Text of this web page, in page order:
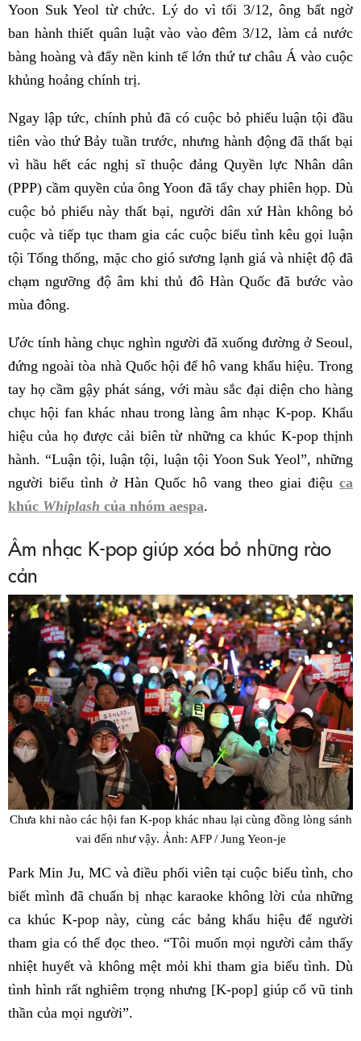
Yoon Suk Yeol từ chức. Lý do vì tối 3/12, ông bất ngờ
ban hành thiết quân luật vào vào đêm 3/12, làm cả nước
bàng hoàng và đẩy nền kinh tế lớn thứ tư châu Á vào cuộc
khủng hoảng chính trị.
Ngay lập tức, chính phủ đã có cuộc bỏ phiếu luận tội đầu
tiên vào thứ Bảy tuần trước, nhưng hành động đã thất bại
vì hầu hết các nghị sĩ thuộc đảng Quyền lực Nhân dân
(PPP) cầm quyền của ông Yoon đã tẩy chay phiên họp. Dù
cuộc bỏ phiếu này thất bại, người dân xứ Hàn không bỏ
cuộc và tiếp tục tham gia các cuộc biểu tình kêu gọi luận
tội Tổng thống, mặc cho gió sương lạnh giá và nhiệt độ đã
chạm ngưỡng độ âm khi thủ đô Hàn Quốc đã bước vào
mùa đông.
Ước tính hàng chục nghìn người đã xuống đường ở Seoul,
đứng ngoài tòa nhà Quốc hội để hô vang khẩu hiệu. Trong
tay họ cầm gậy phát sáng, với màu sắc đại diện cho hàng
chục hội fan khác nhau trong làng âm nhạc K-pop. Khẩu
hiệu của họ được cải biên từ những ca khúc K-pop thịnh
hành. “Luận tội, luận tội, luận tội Yoon Suk Yeol”, những
người biểu tình ở Hàn Quốc hô vang theo giai điệu ca
khúc Whiplash của nhóm aespa.
Âm nhạc K-pop giúp xóa bỏ những rào
cản
Chưa khi nào các hội fan K-pop khác nhau lại cùng đồng lòng sánh
vai đến như vậy. Ảnh: AFP / Jung Yeon-je
Park Min Ju, MC và điều phối viên tại cuộc biểu tình, cho
biết mình đã chuẩn bị nhạc karaoke không lời của những
ca khúc K-pop này, cùng các bảng khẩu hiệu để người
tham gia có thể đọc theo. “Tôi muốn mọi người cảm thấy
nhiệt huyết và không mệt mỏi khi tham gia biểu tình. Dù
tình hình rất nghiêm trọng nhưng [K-pop] giúp cổ vũ tinh
thần của mọi người”.